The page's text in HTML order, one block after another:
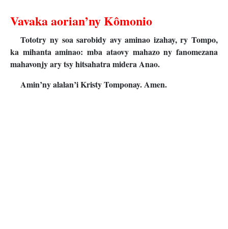
Vavaka aorian’ny Kômonio
Tototry ny soa sarobidy avy aminao izahay, ry Tompo,
ka mihanta aminao: mba ataovy mahazo ny fanomezana
mahavonjy ary tsy hitsahatra midera Anao.
Amin’ny alalan’i Kristy Tomponay. Amen.